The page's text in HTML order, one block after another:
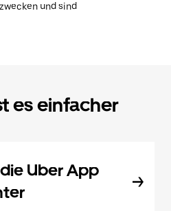
und sind
es einfacher
Uber App